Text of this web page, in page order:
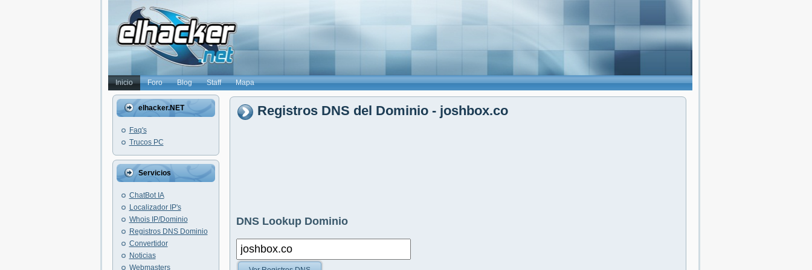
Inicio Foro Blog Staff Mapa
elhacker.NET
Faq's
Trucos PC
Servicios
ChatBot IA
Localizador IP's
Whois IP/Dominio
Registros DNS Dominio
Convertidor
Noticias
Webmasters
Registros DNS del Dominio - joshbox.co
DNS Lookup Dominio